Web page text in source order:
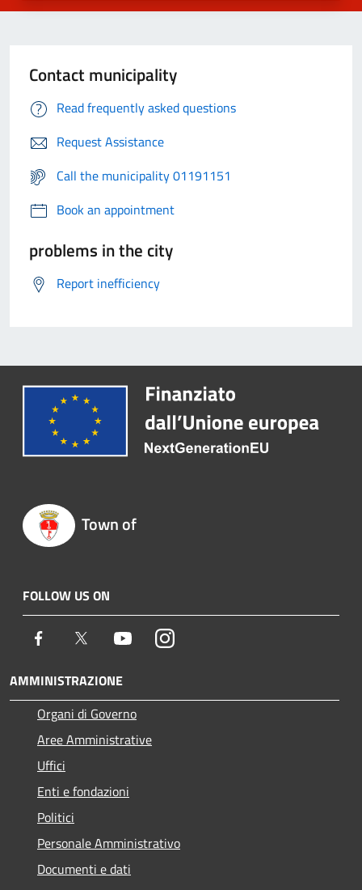
Contact municipality
Read frequently asked questions
Request Assistance
Call the municipality 01191151
Book an appointment
problems in the city
Report inefficiency
Town of
FOLLOW US ON
Facebook Twitter YoutubeInstagram
AMMINISTRAZIONE
Organi di Governo
Aree Amministrative
Uffici
Enti e fondazioni
Politici
Personale Amministrativo
Documenti e dati